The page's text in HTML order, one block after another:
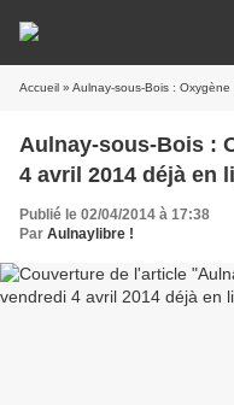
Accueil » Aulnay-sous-Bois :
Aulnay-sous-Bois :
4 avril 2014 déjà en
Publié le 02/04/2014 à 17:38
Par Aulnaylibre !